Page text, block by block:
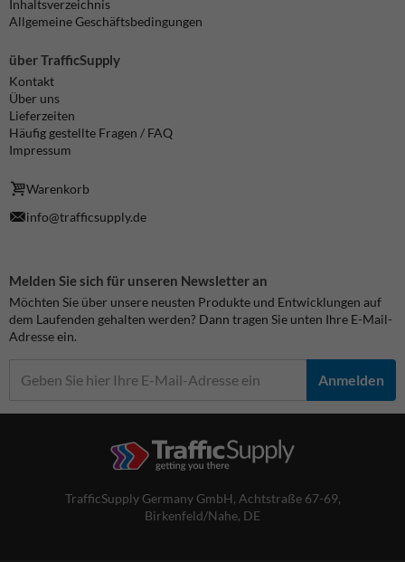
Inhaltsverzeichnis
Allgemeine Geschäftsbedingungen
über TrafficSupply
Kontakt
Über uns
Lieferzeiten
Häufig gestellte Fragen / FAQ
Impressum
Warenkorb
info@trafficsupply.de
Melden Sie sich für unseren Newsletter an
Möchten Sie über unsere neusten Produkte und Entwicklungen auf
dem Laufenden gehalten werden? Dann tragen Sie unten Ihre E-Mail-
Adresse ein.
Anmelden
TrafficSupply Germany GmbH, Achtstraße 67-69,
Birkenfeld/Nahe, DE